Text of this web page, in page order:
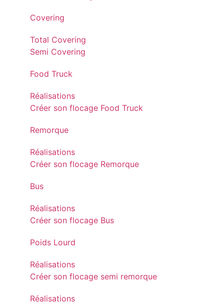
Covering
Total Covering
Semi Covering
Food Truck
Réalisations
Créer son flocage Food Truck
Remorque
Réalisations
Créer son flocage Remorque
Bus
Réalisations
Créer son flocage Bus
Poids Lourd
Réalisations
Créer son flocage semi remorque
Réalisations